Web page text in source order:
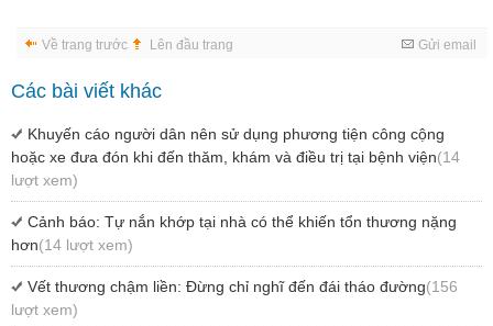
Về trang trước Lên đầu trang Gửi email
Các bài viết khác
Khuyến cáo người dân nên sử dụng phương tiện công cộng
hoặc xe đưa đón khi đến thăm, khám và điều trị tại bệnh viện(14
lượt xem)
Cảnh báo: Tự nắn khớp tại nhà có thể khiến tổn thương nặng
hơn(14 lượt xem)
Vết thương chậm liền: Đừng chỉ nghĩ đến đái tháo đường(156
lượt xem)